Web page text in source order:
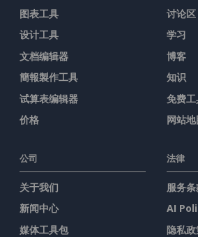
图表工具
设计工具
文档编辑器
簡報製作工具
试算表编辑器
价格
讨论区
学习
博客
知识
免费
网站地
公司
关于我们
新闻中心
媒体工具包
法律
服务
AI
隐私